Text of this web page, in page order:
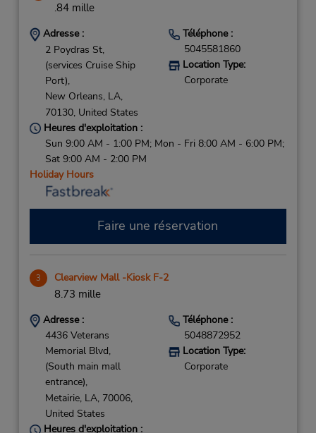
.84 mille
Adresse :
2 Poydras St,
(services Cruise Ship
Port),
New Orleans, LA,
70130, United States
Téléphone :
5045581860
Location Type:
Corporate
Heures d'exploitation :
Sun 9:00 AM - 1:00 PM; Mon - Fri 8:00 AM - 6:00 PM;
Sat 9:00 AM - 2:00 PM
Holiday Hours
Faire une réservation
3 Clearview Mall -Kiosk F-2
8.73 mille
Adresse :
4436 Veterans
Memorial Blvd,
(South main mall
entrance),
Metairie, LA, 70006,
United States
Téléphone :
5048872952
Location Type:
Corporate
Heures d'exploitation :